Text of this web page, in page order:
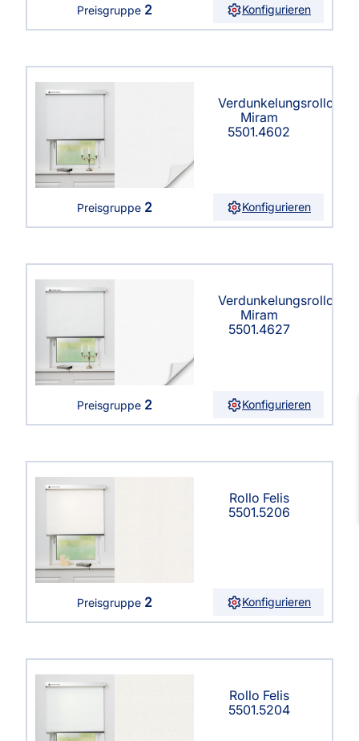
Preisgruppe 2 Konfigurieren
Verdunkelungsrollo
Miram
5501.4602
Preisgruppe 2 Konfigurieren
Verdunkelungsrollo
Miram
5501.4627
Preisgruppe 2 Konfigurieren
Rollo Felis
5501.5206
Preisgruppe 2 Konfigurieren
Rollo Felis
5501.5204